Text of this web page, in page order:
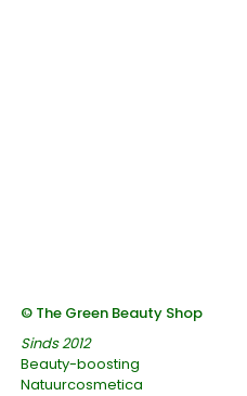
© The Green Beauty Shop
Sinds 2012
Beauty-boosting
Natuurcosmetica